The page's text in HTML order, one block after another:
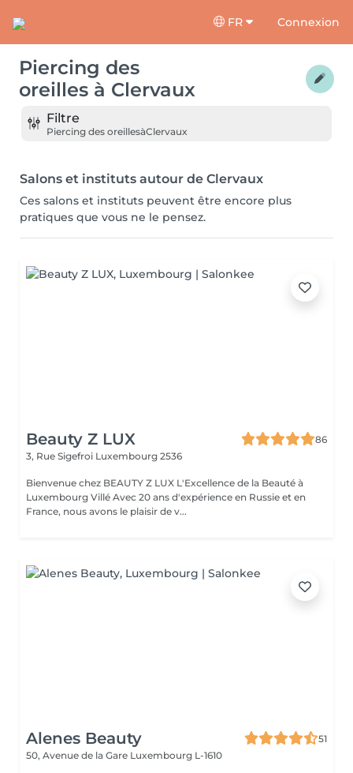
FR Connexion
Piercing des
oreilles à Clervaux
Filtre
Piercing des oreillesàClervaux
Salons et instituts autour de Clervaux
Ces salons et instituts peuvent être encore plus
pratiques que vous ne le pensez.
Beauty Z LUX
86
3, Rue Sigefroi Luxembourg 2536
Bienvenue chez BEAUTY Z LUX L'Excellence de la Beauté à
Luxembourg Villé Avec 20 ans d'expérience en Russie et en
France, nous avons le plaisir de v...
Alenes Beauty
51
50, Avenue de la Gare Luxembourg L-1610